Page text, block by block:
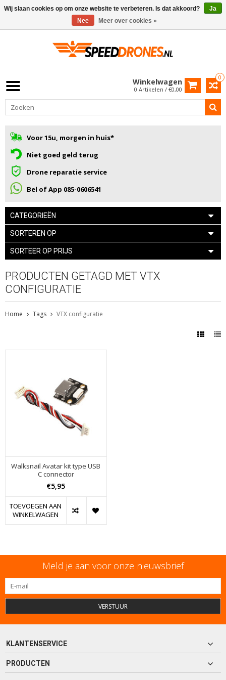
0
Winkelwagen
0 Artikelen / €0,00
Voor 15u, morgen in huis*
Niet goed geld terug
Drone reparatie service
Bel of App 085-0606541
CATEGORIEËN
SORTEREN OP
SORTEER OP PRIJS
PRODUCTEN GETAGD MET VTX
CONFIGURATIE
Home Tags VTX configuratie
Walksnail Avatar kit type USB
C connector
€5,95
TOEVOEGEN AAN
WINKELWAGEN
Meld je aan voor onze nieuwsbrief
VERSTUUR
KLANTENSERVICE
PRODUCTEN
Wij slaan cookies op om onze website te verbeteren. Is dat akkoord?
Ja
Nee
Meer over cookies »